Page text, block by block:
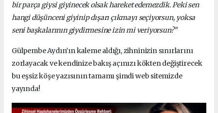
bir parça giysi giyinecek olsak hareket edemezdik. Peki sen
hangi düşünceni giyinip dışarı çıkmayı seçiyorsun, yoksa
seni başkalarının giydirmesine izin mi veriyorsun?"
Gülpembe Aydın’ın kaleme aldığı, zihninizin sınırlarını
zorlayacak ve kendinize bakış açınızı kökten değiştirecek
bu eşsiz köşe yazısının tamamı şimdi web sitemizde
yayında!